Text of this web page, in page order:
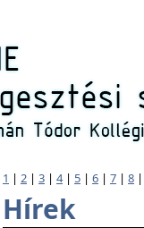
1 | 2 | 3 | 4| 5 | 6 | 7 | 8
Hírek